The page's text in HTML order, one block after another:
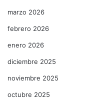
marzo 2026
febrero 2026
enero 2026
diciembre 2025
noviembre 2025
octubre 2025